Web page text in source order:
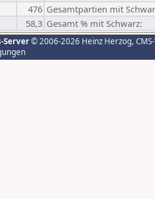
476 Gesamtpartien mit
58,3 Gesamt % mit Schwarz:
Server© 2006-2026 Heinz Herzog,